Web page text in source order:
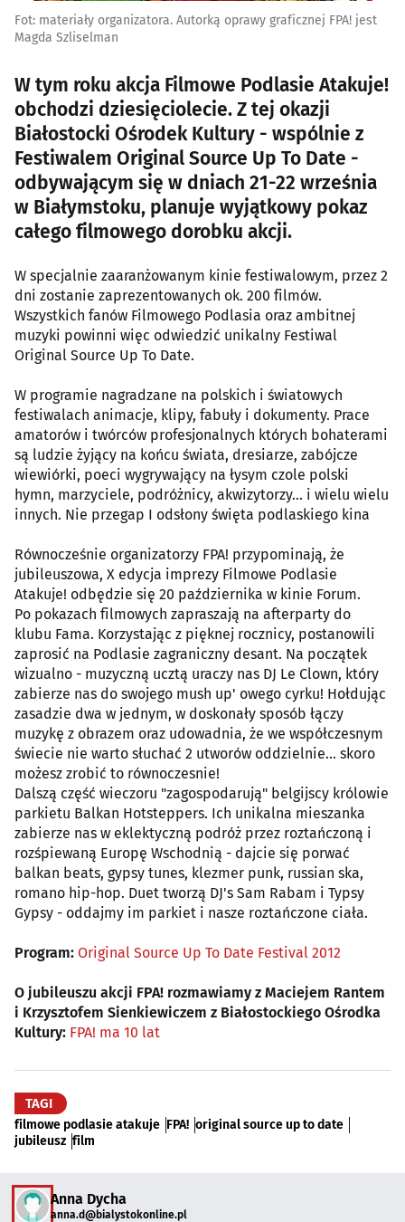
Fot: materiały organizatora. Autorką oprawy graficznej FPA! jest
Magda Szliselman
W tym roku akcja Filmowe Podlasie Atakuje!
obchodzi dziesięciolecie. Z tej okazji
Białostocki Ośrodek Kultury - wspólnie z
Festiwalem Original Source Up To Date -
odbywającym się w dniach 21-22 września
w Białymstoku, planuje wyjątkowy pokaz
całego filmowego dorobku akcji.
W specjalnie zaaranżowanym kinie festiwalowym, przez 2
dni zostanie zaprezentowanych ok. 200 filmów.
Wszystkich fanów Filmowego Podlasia oraz ambitnej
muzyki powinni więc odwiedzić unikalny Festiwal
Original Source Up To Date.
W programie nagradzane na polskich i światowych
festiwalach animacje, klipy, fabuły i dokumenty. Prace
amatorów i twórców profesjonalnych których bohaterami
są ludzie żyjący na końcu świata, dresiarze, zabójcze
wiewiórki, poeci wygrywający na łysym czole polski
hymn, marzyciele, podróżnicy, akwizytorzy... i wielu wielu
innych. Nie przegap I odsłony święta podlaskiego kina
Równocześnie organizatorzy FPA! przypominają, że
jubileuszowa, X edycja imprezy Filmowe Podlasie
Atakuje! odbędzie się 20 października w kinie Forum.
Po pokazach filmowych zapraszają na afterparty do
klubu Fama. Korzystając z pięknej rocznicy, postanowili
zaprosić na Podlasie zagraniczny desant. Na początek
wizualno - muzyczną ucztą uraczy nas DJ Le Clown, który
zabierze nas do swojego mush up' owego cyrku! Hołdując
zasadzie dwa w jednym, w doskonały sposób łączy
muzykę z obrazem oraz udowadnia, że we współczesnym
świecie nie warto słuchać 2 utworów oddzielnie... skoro
możesz zrobić to równoczesnie!
Dalszą część wieczoru "zagospodarują" belgijscy królowie
parkietu Balkan Hotsteppers. Ich unikalna mieszanka
zabierze nas w eklektyczną podróż przez roztańczoną i
rozśpiewaną Europę Wschodnią - dajcie się porwać
balkan beats, gypsy tunes, klezmer punk, russian ska,
romano hip-hop. Duet tworzą DJ's Sam Rabam i Typsy
Gypsy - oddajmy im parkiet i nasze roztańczone ciała.
Program: Original Source Up To Date Festival 2012
O jubileuszu akcji FPA! rozmawiamy z Maciejem Rantem
i Krzysztofem Sienkiewiczem z Białostockiego Ośrodka
Kultury: FPA! ma 10 lat
TAGI
filmowe podlasie atakuje FPA! original source up to date
jubileusz film
Anna Dycha
anna.d@bialystokonline.pl